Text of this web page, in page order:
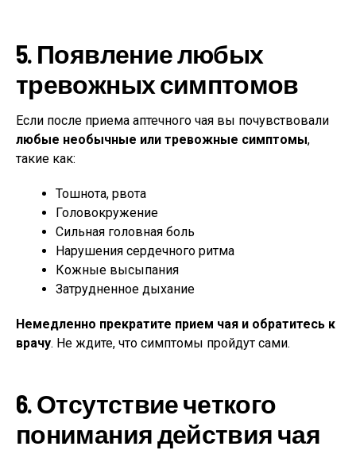
5. Появление любых
тревожных симптомов
Если после приема аптечного чая вы почувствовали
любые необычные или тревожные симптомы,
такие как:
Тошнота, рвота
Головокружение
Сильная головная боль
Нарушения сердечного ритма
Кожные высыпания
Затрудненное дыхание
Немедленно прекратите прием чая и обратитесь к
врачу. Не ждите, что симптомы пройдут сами.
6. Отсутствие четкого
понимания действия чая